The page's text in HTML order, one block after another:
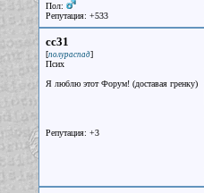
Пол:
Репутация: +533
cc31
[полураспад]
Псих
Я люблю этот Форум! (доставая гренку)
Репутация: +3